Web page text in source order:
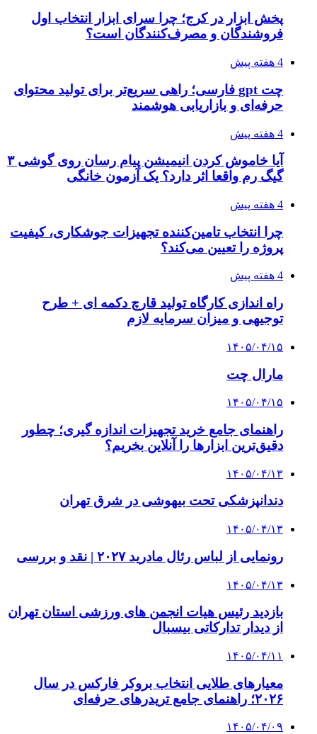
پخش ابزار در کرج؛ چرا سرای ابزار انتخاب اول
فروشندگان و مصرف‌کنندگان است؟
4 هفته پیش
چت gpt فارسی؛ راهی سریع‌تر برای تولید محتوای
حرفه‌ای و بازاریابی هوشمند
4 هفته پیش
آیا خاموش کردن انیمیشن پیام رسان روی گوشی ۳
گیگ رم واقعا اثر دارد؟ یک آزمون خانگی
4 هفته پیش
چرا انتخاب تامین‌کننده تجهیزات جوشکاری، کیفیت
پروژه را تعیین می‌کند؟
4 هفته پیش
راه اندازی کارگاه تولید قارچ دکمه ای + طرح
توجیهی و میزان سرمایه لازم
۱۴۰۵/۰۴/۱۵
مارال چت
۱۴۰۵/۰۴/۱۵
راهنمای جامع خرید تجهیزات اندازه گیری؛ چطور
دقیق‌ترین ابزارها را آنلاین بخریم؟
۱۴۰۵/۰۴/۱۳
دندانپزشکی تحت بیهوشی در شرق تهران
۱۴۰۵/۰۴/۱۳
رونمایی از لباس رئال مادرید ۲۰۲۷ | نقد و بررسی
۱۴۰۵/۰۴/۱۳
بازدید رئیس هیات انجمن های ورزشی استان تهران
از دیدار تدارکاتی بیسبال
۱۴۰۵/۰۴/۱۱
معیارهای طلایی انتخاب بروکر فارکس در سال
۲۰۲۶؛ راهنمای جامع تریدرهای حرفه‌ای
۱۴۰۵/۰۴/۰۹